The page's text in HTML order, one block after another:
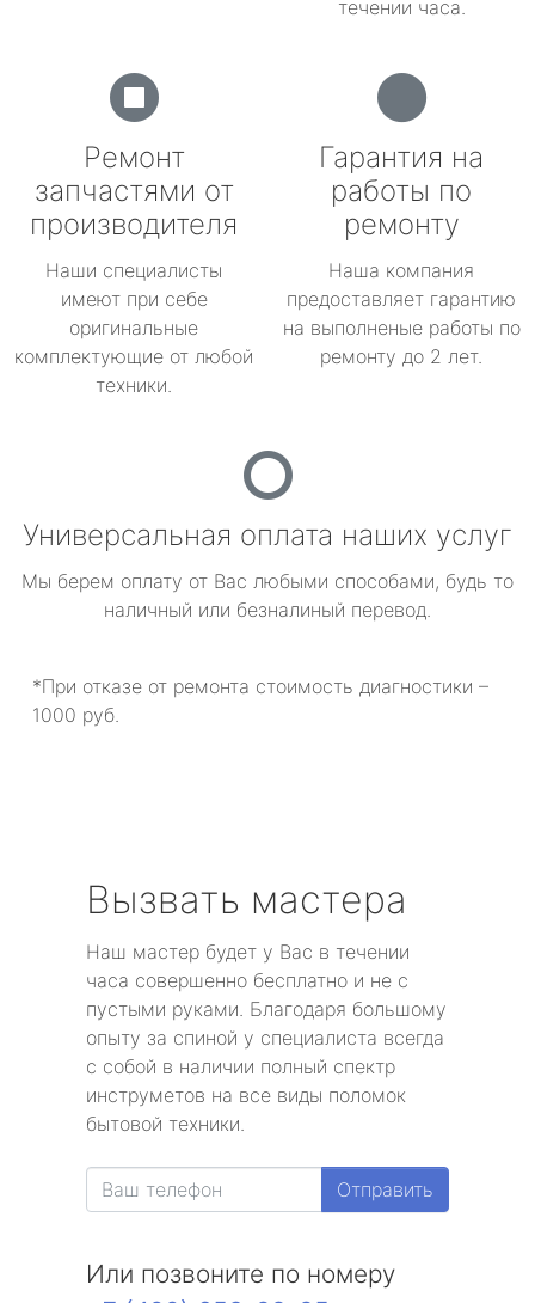
течении часа.
Ремонт
запчастями от
производителя
Наши специалисты
имеют при себе
оригинальные
комплектующие от любой
техники.
Гарантия на
работы по
ремонту
Наша компания
предоставляет гарантию
на выполненые работы по
ремонту до 2 лет.
Универсальная оплата наших услуг
Мы берем оплату от Вас любыми способами, будь то
наличный или безналиный перевод.
*При отказе от ремонта стоимость диагностики –
1000 руб.
Вызвать мастера
Наш мастер будет у Вас в течении
часа совершенно бесплатно и не с
пустыми руками. Благодаря большому
опыту за спиной у специалиста всегда
с собой в наличии полный спектр
инструметов на все виды поломок
бытовой техники.
Отправить
Или позвоните по номеру